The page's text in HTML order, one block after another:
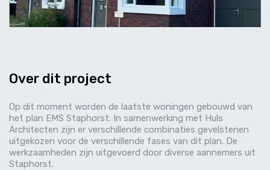
Over dit project
Op dit moment worden de laatste woningen gebouwd van
het plan EMS Staphorst. In samenwerking met Huls
Architecten zijn er verschillende combinaties gevelstenen
uitgekozen voor de verschillende fases van dit plan. De
werkzaamheden zijn uitgevoerd door diverse aannemers uit
Staphorst.